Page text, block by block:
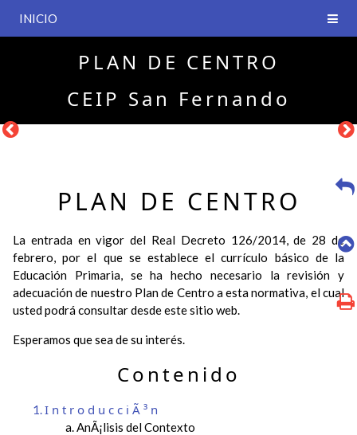
INICIO
PLAN DE CENTRO
CEIP San Fernando
PLAN DE CENTRO
La entrada en vigor del Real Decreto 126/2014, de 28 de
febrero, por el que se establece el currículo básico de la
Educación Primaria, se ha hecho necesario la revisión y
adecuación de nuestro Plan de Centro a esta normativa, el cual
usted podrá consultar desde este sitio web.
Esperamos que sea de su interés.
Contenido
IntroducciÃ³n
AnÃ¡lisis del Contexto